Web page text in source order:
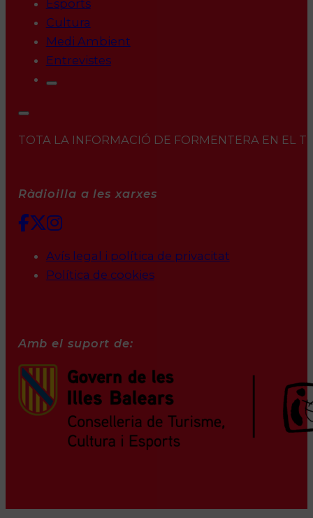
Esports
Cultura
Medi Ambient
Entrevistes
TOTA LA INFORMACIÓ DE FORMENTERA EN EL
Ràdioilla a les xarxes
Avís legal i política de privacitat
Política de cookies
Amb el suport de: